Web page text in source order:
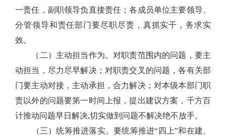
一责任，副职领导负直接责任；各成员单位主要领导、
分管领导和责任部门要尽职尽责，真抓实干，务求实
效。
（二）主动担当作为。对职责范围内的问题，要主
动担当，尽力尽早解决；对职责交叉的问题，各有关部
门要主动对接，主动承担，合力解决；对本级本部门职
责以外的问题要第一时间上报，提出建议方案，千方百
计推动问题早日解决,切实做到问题不解决绝不放手。
（三）统筹推进落实。要统筹推进“四上”和在建、